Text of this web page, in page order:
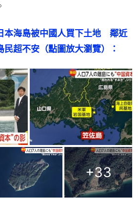
本海島被中國人買下土地　鄰近
超不安（點圖放大瀏覽）：
+33